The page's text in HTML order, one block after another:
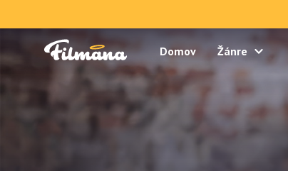
Domov Žánre